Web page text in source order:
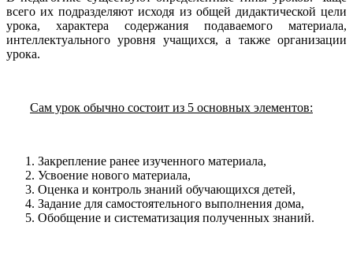
всего их подразделяют исходя из общей дидактической цели
урока, характера содержания подаваемого материала,
интеллектуального уровня учащихся, а также организации
урока.
Сам урок обычно состоит из 5 основных элементов:
Закрепление ранее изученного материала,
Усвоение нового материала,
Оценка и контроль знаний обучающихся детей,
Задание для самостоятельного выполнения дома,
Обобщение и систематизация полученных знаний.